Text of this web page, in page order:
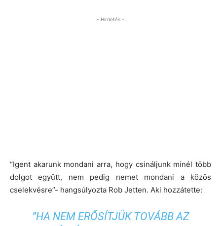
- Hirdetés -
“Igent akarunk mondani arra, hogy csináljunk minél több
dolgot együtt, nem pedig nemet mondani a közös
cselekvésre”- hangsúlyozta Rob Jetten. Aki hozzátette:
”HA NEM ERŐSÍTJÜK TOVÁBB AZ